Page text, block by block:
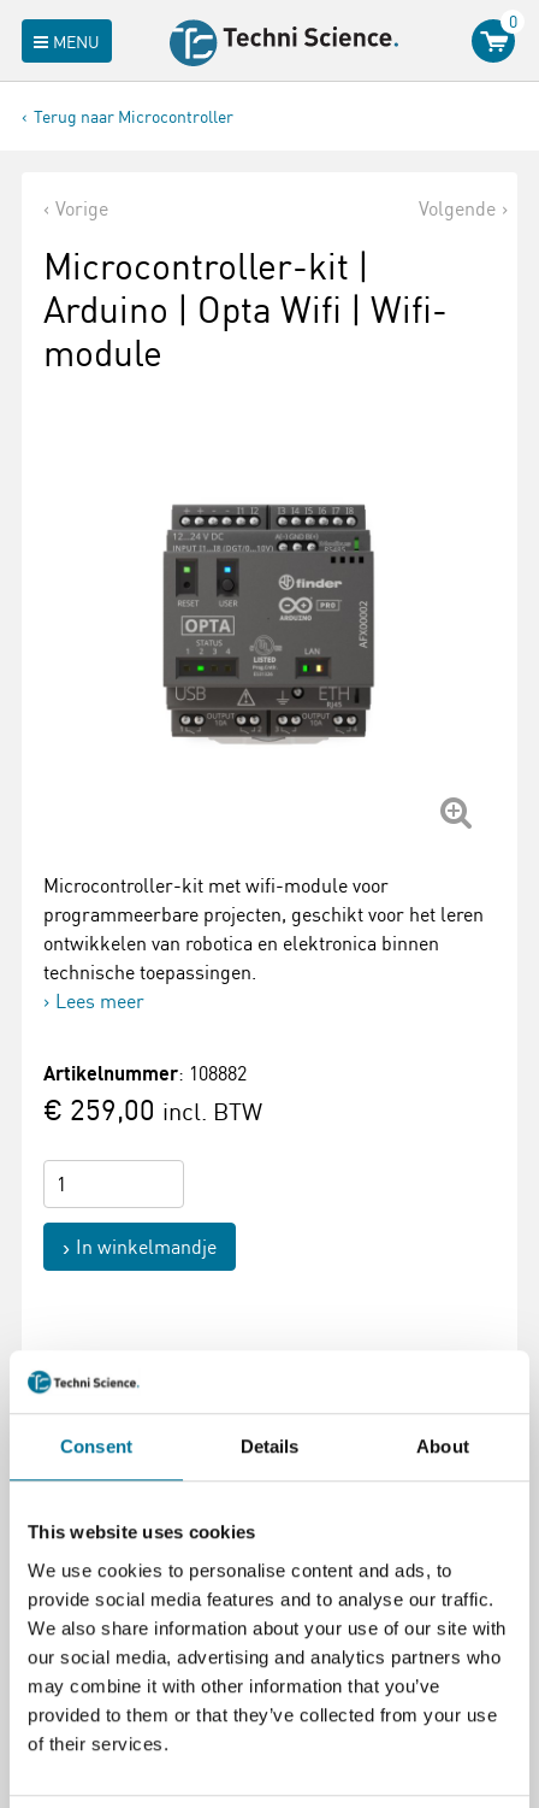
Consent Details About
This website uses cookies
We use cookies to personalise content and ads, to
provide social media features and to analyse our traffic.
We also share information about your use of our site with
our social media, advertising and analytics partners who
may combine it with other information that you’ve
provided to them or that they’ve collected from your use
of their services.
MENU
0
Terug naar Microcontroller
Vorige Volgende
Microcontroller-kit |
Arduino | Opta Wifi | Wifi-
module
Microcontroller-kit met wifi-module voor
programmeerbare projecten, geschikt voor het leren
ontwikkelen van robotica en elektronica binnen
technische toepassingen.
Lees meer
Artikelnummer: 108882
€ 259,00 incl. BTW
In winkelmandje
Beschrijving
Microcontroller-kit met wifi-module voor het
inclusief draadloze connectiviteit voor robotica en
elektronica. Het biedt praktische oplossingen voor
het maken van draadloze systemen en slimme
toepassingen binnen technologische projecten.
Specificaties